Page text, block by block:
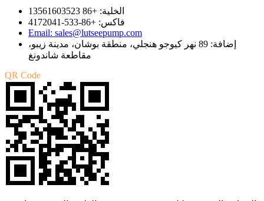
الخلية: +86 13561603523
فاكس: +86-533-4172041
Email: sales@lutseepump.com
إضافة: 89 نهر كيوجو هنجلي، منطقة بوشان، مدينة زيبو،
مقاطعة شاندونغ
QR Code